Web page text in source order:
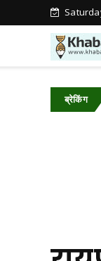
ब्रेकिंग
डबरी बनी आर्थिक